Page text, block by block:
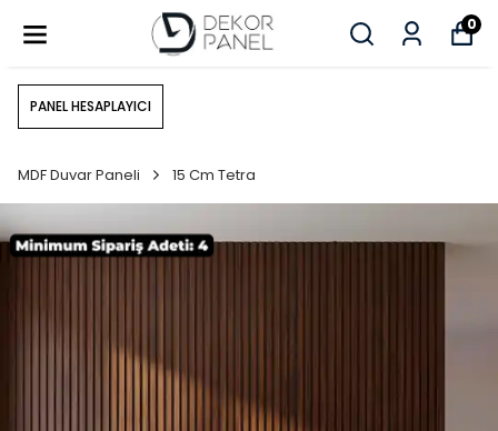
0
PANEL HESAPLAYICI
MDF Duvar Paneli 15 Cm Tetra